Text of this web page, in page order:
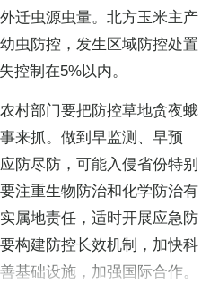
迁虫源虫量。北方玉米主产
虫防控，发生区域防控处置
控制在5%以内。
村部门要把防控草地贪夜蛾
来抓。做到早监测、早预
防尽防，可能入侵省份特别
注重生物防治和化学防治有
属地责任，适时开展应急防
构建防控长效机制，加快科
基础设施，加强国际合作。